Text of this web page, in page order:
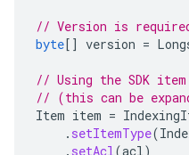
// Version is
byte[] version =
// Using the SDK
// (this can be
Item item =
. setItemType(
. setAcl(acl)